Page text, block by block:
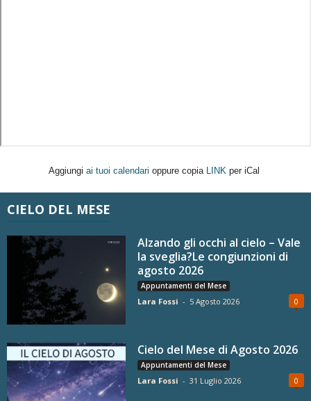
Aggiungi ai tuoi calendari oppure copia LINK per iCal
CIELO DEL MESE
Alzando gli occhi al cielo – Vale
la sveglia?Le congiunzioni di
agosto 2026
Appuntamenti del Mese
Lara Fossi - 5 Agosto 2026 0
Cielo del Mese di Agosto 2026
Appuntamenti del Mese
Lara Fossi - 31 Luglio 2026 0